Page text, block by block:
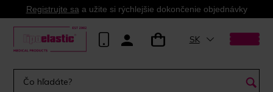
Registrujte sa a užite si rýchlejšie dokončenie objednávky
SK